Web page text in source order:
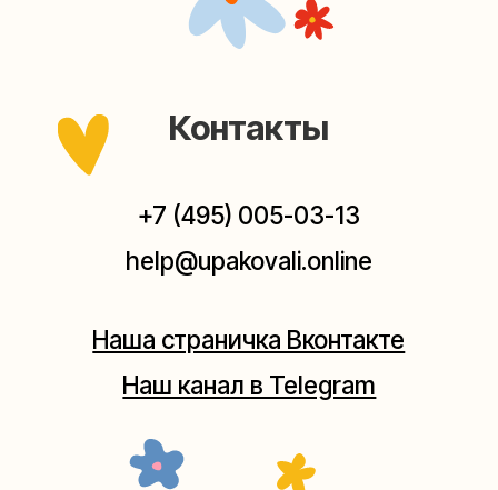
Мастерские упаковки подарков работают без
выходных, с 10 до 20 часов. Пишите, звоните,
заходите — всегда рады помочь!
Москва, ул.Плющиха, дом 42
Москва, ул.Таганская, дом 25-27
(как пройти)
Мастерская на Плющихе
+7 (980) 495-03-13